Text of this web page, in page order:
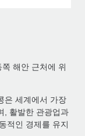
해안 근처에 위
은 세계에서 가장
, 활발한 관광업과
적인 경제를 유지